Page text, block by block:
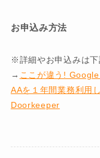
お申込み方法
※詳細やお申込みは下
→ ここが違う!
AAを１年間業務利用
Doorkeeper